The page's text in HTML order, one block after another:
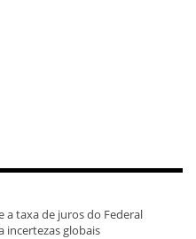
a taxa de juros do Federal
incertezas globais